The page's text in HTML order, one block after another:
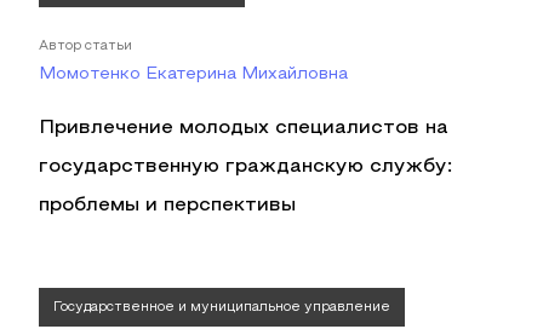
Автор статьи
Момотенко Екатерина Михайловна
Привлечение молодых специалистов на
государственную гражданскую службу:
проблемы и перспективы
Государственное и муниципальное управление